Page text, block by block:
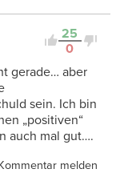
25
0
gerade… aber
sein. Ich bin
„positiven“
auch mal gut….
melden